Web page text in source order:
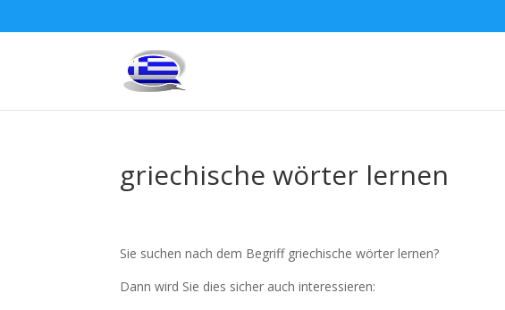
griechische wörter lernen
Sie suchen nach dem Begriff griechische wörter lernen?
Dann wird Sie dies sicher auch interessieren: